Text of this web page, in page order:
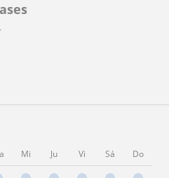
Mi Ju Vi Sá Do